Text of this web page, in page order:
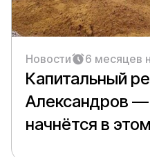
Новости 6 месяцев
Капитальный
Александров
начнётся в